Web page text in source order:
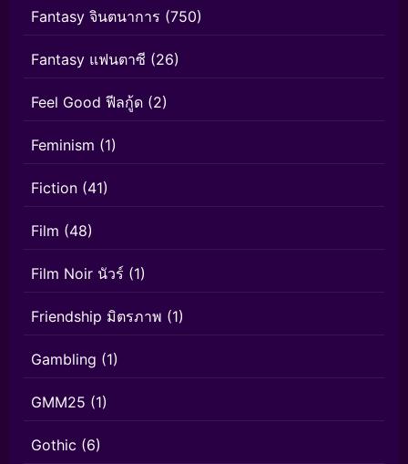
Fantasy จินตนาการ (750)
Fantasy แฟนตาซี (26)
Feel Good ฟีลกู้ด (2)
Feminism (1)
Fiction (41)
Film (48)
Film Noir นัวร์ (1)
Friendship มิตรภาพ (1)
Gambling (1)
GMM25 (1)
Gothic (6)